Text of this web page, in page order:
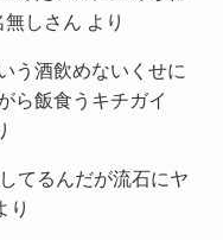
無しさん より
う酒飲めないくせに
ら飯食うキチガイ
てるんだが流石にヤ
り